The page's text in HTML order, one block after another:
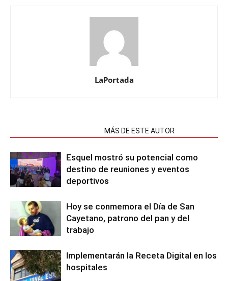
LaPortada
MÁS DE ESTE AUTOR
Esquel mostró su potencial como
destino de reuniones y eventos
deportivos
Hoy se conmemora el Día de San
Cayetano, patrono del pan y del
trabajo
Implementarán la Receta Digital en los
hospitales